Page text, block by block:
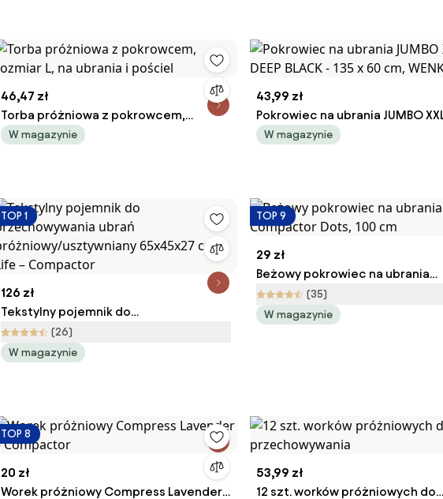
46,47 zł
Torba próżniowa z pokrowcem,
rozmiar L, na ubrania i pościel
W magazynie
43,99 zł
Pokrowiec na ubrania JUMBO XXL
BLACK - 135 x 60 cm, WENKO
W magazynie
TOP 1
126 zł
Tekstylny pojemnik do
przechowywania ubrań
próżniowy/usztywniany 65x45x27 cm
(26)
W magazynie
TOP 9
29 zł
Beżowy pokrowiec na ubrania
Compactor Dots, 100 cm
(35)
W magazynie
TOP 8
20 zł
Worek próżniowy Compress Lavender
53,99 zł
12 szt. worków próżniowych do